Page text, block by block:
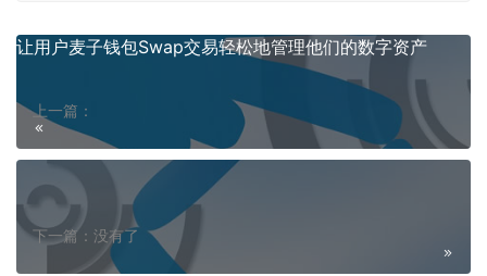
上一篇：
让用户麦子钱包Swap交易轻松地管理他们的数字资产
下一篇：没有了